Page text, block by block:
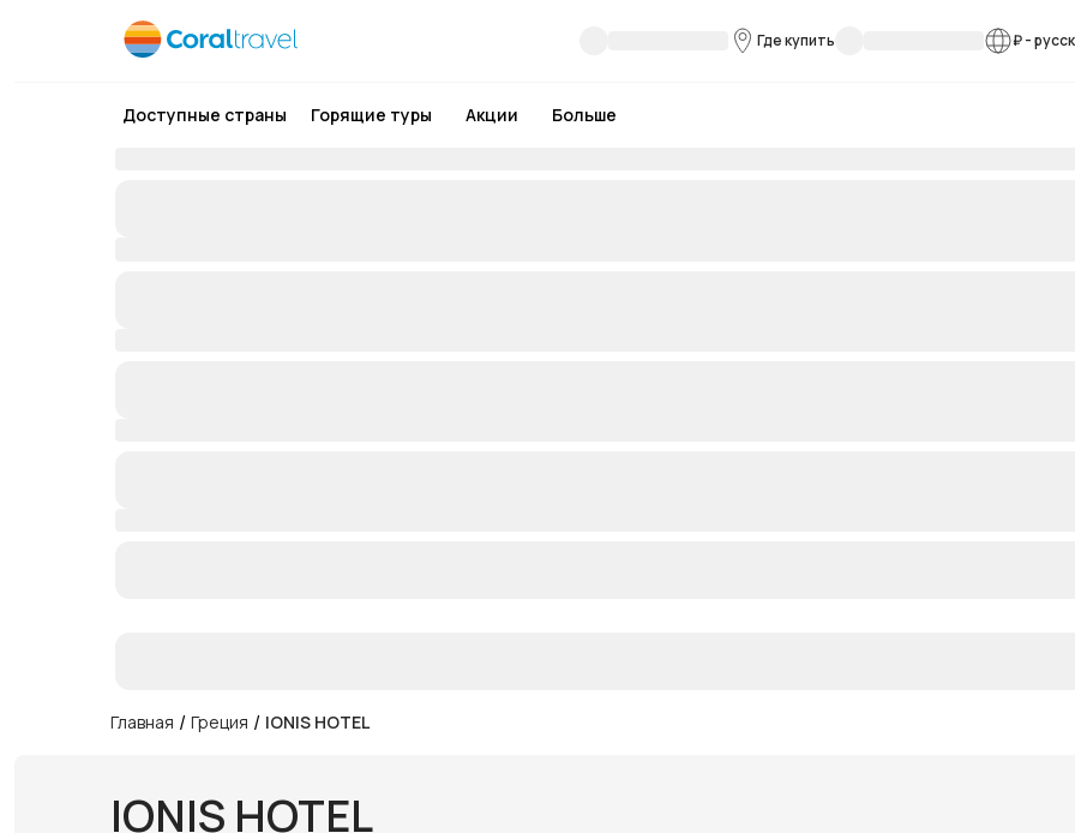
Где купить ₽-
Доступные страны Горящие туры Акции Больше
Главная / Греция / IONIS HOTEL
IONIS HOTEL